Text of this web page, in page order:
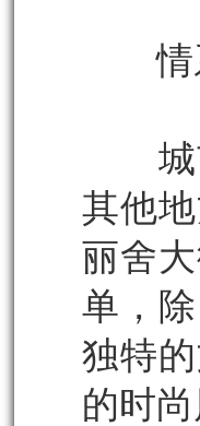
情系
城市
其他
丽舍
单，
独特
的时尚